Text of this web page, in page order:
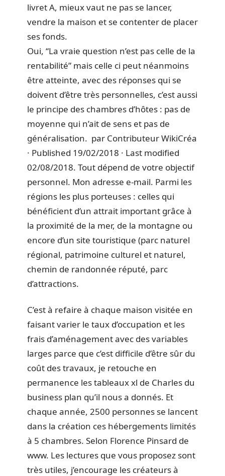
livret A, mieux vaut ne pas se lancer,
vendre la maison et se contenter de placer
ses fonds.
Oui, “La vraie question n’est pas celle de la
rentabilité” mais celle ci peut néanmoins
être atteinte, avec des réponses qui se
doivent d’être très personnelles, c’est aussi
le principe des chambres d’hôtes : pas de
moyenne qui n’ait de sens et pas de
généralisation. par Contributeur WikiCréa
· Published 19/02/2018 · Last modified
02/08/2018. Tout dépend de votre objectif
personnel. Mon adresse e-mail. Parmi les
régions les plus porteuses : celles qui
bénéficient d’un attrait important grâce à
la proximité de la mer, de la montagne ou
encore d’un site touristique (parc naturel
régional, patrimoine culturel et naturel,
chemin de randonnée réputé, parc
d’attractions.
C’est à refaire à chaque maison visitée en
faisant varier le taux d’occupation et les
frais d’aménagement avec des variables
larges parce que c’est difficile d’être sûr du
coût des travaux, je retouche en
permanence les tableaux xl de Charles du
business plan qu’il nous a donnés. Et
chaque année, 2500 personnes se lancent
dans la création ces hébergements limités
à 5 chambres. Selon Florence Pinsard de
www. Les lectures que vous proposez sont
très utiles, j’encourage les créateurs à